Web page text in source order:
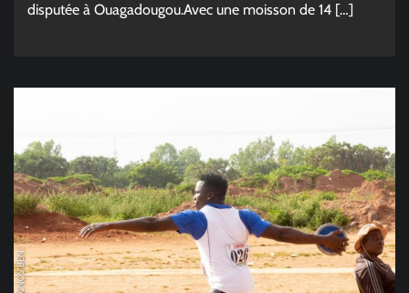
disputée à Ouagadougou.Avec une moisson de 14 […]